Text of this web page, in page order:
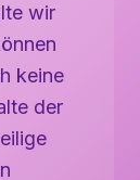
wir
keine
der